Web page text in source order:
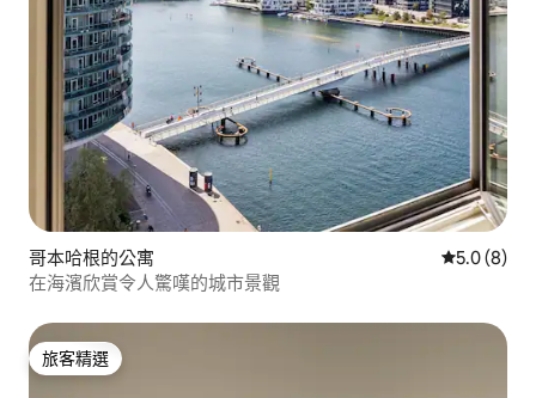
哥本哈根的公寓 從 8 則評
5.0 (8)
在海濱欣賞令人驚嘆的城市景觀
旅客精選
旅客精選